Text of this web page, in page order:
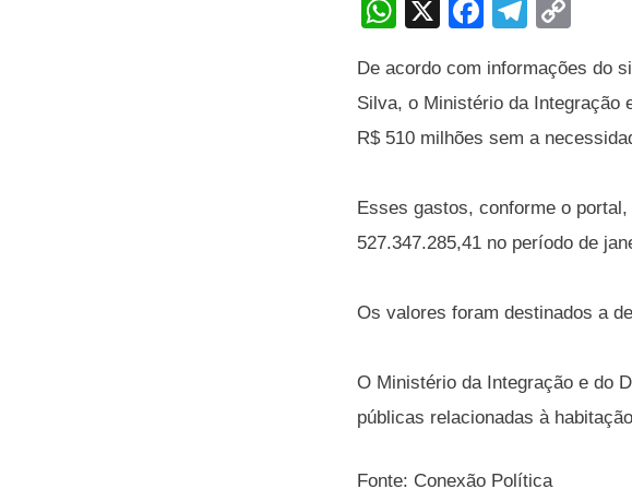
W
at
s
A
p
X
F
c
e
b
o
k
T
e
gr
a
p
y
Li
k
De acordo com informações do
Silva, o Ministério da Integração
R$ 510 milhões sem a
Esses gastos, conforme o
527.347.285,41 no período de
Os valores foram destinados a
O Ministério da Integração e do
públicas relacionadas à
Fonte: Conexão Política